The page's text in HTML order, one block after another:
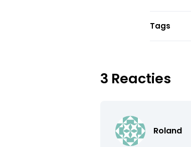
Tags
3 Reacties
Roland